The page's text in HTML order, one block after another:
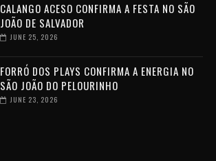
CALANGO ACESO CONFIRMA A FESTA NO SÃO
JOÃO DE SALVADOR
JUNE 25, 2026
FORRÓ DOS PLAYS CONFIRMA A ENERGIA NO
SÃO JOÃO DO PELOURINHO
JUNE 23, 2026